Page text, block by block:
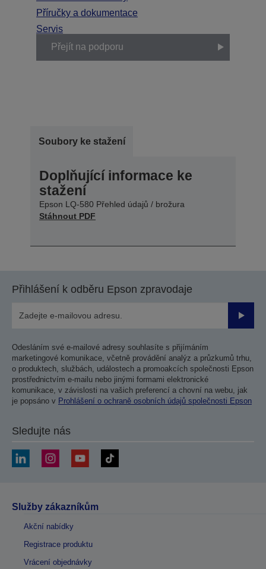
Příručky a dokumentace
Servis
Přejít na podporu
Soubory ke stažení
Doplňující informace ke
stažení
Epson LQ-580 Přehled údajů / brožura
Stáhnout PDF
Přihlášení k odběru Epson zpravodaje
Odesláním své e-mailové adresy souhlasíte s přijímáním
marketingové komunikace, včetně provádění analýz a průzkumů trhu,
o produktech, službách, událostech a promoakcích společnosti Epson
prostřednictvím e-mailu nebo jinými formami elektronické
komunikace, v závislosti na vašich preferencí a chovní na webu, jak
je popsáno v Prohlášení o ochraně osobních údajů společnosti Epson
Sledujte nás
Služby zákazníkům
Akční nabídky
Registrace produktu
Vrácení objednávky